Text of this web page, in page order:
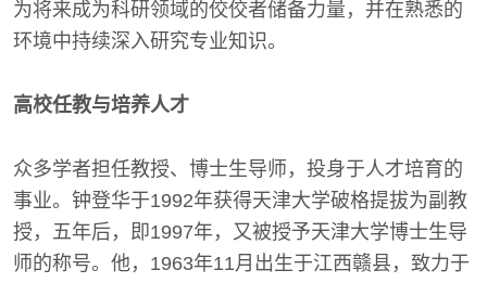
为将来成为科研领域的佼佼者储备力量，并在熟悉的
环境中持续深入研究专业知识。
高校任教与培养人才
众多学者担任教授、博士生导师，投身于人才培育的
事业。钟登华于1992年获得天津大学破格提拔为副教
授，五年后，即1997年，又被授予天津大学博士生导
师的称号。他，1963年11月出生于江西赣县，致力于